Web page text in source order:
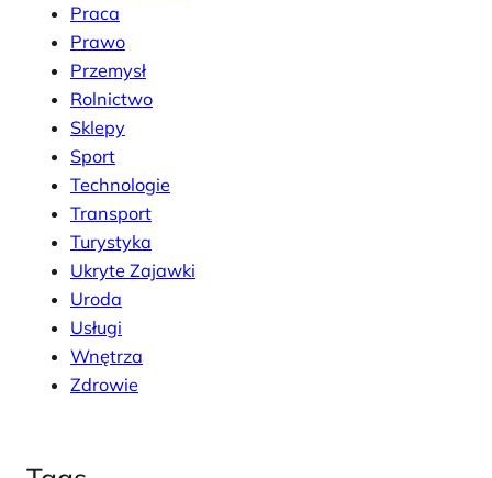
Praca
Prawo
Przemysł
Rolnictwo
Sklepy
Sport
Technologie
Transport
Turystyka
Ukryte Zajawki
Uroda
Usługi
Wnętrza
Zdrowie